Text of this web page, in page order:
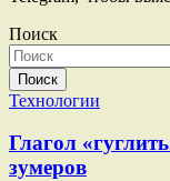
Поиск
Поиск
Технологии
Глагол
зумеров